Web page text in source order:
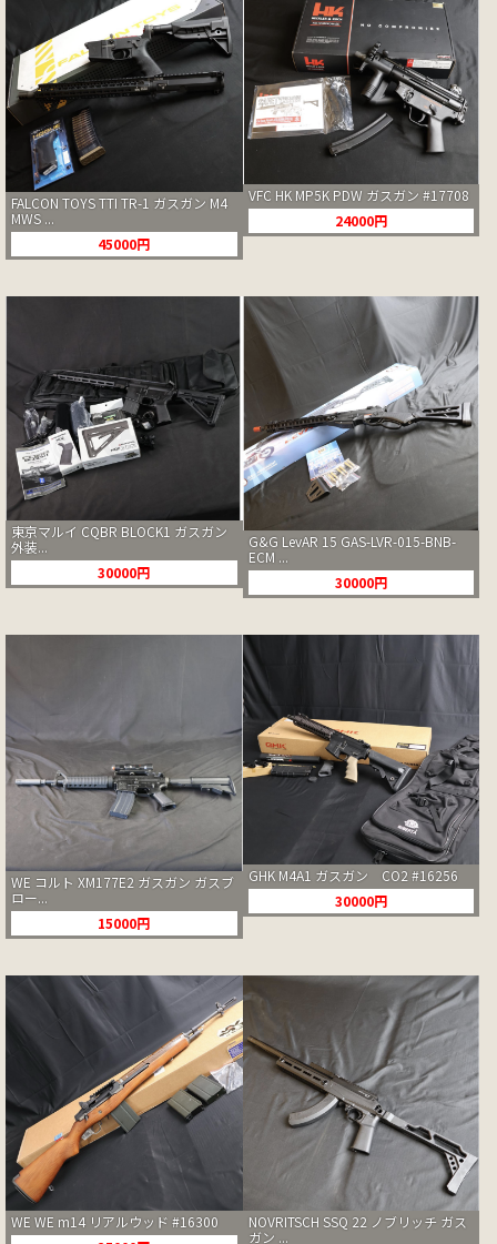
FALCON TOYS TTI TR-1 ガスガン M4
MWS ...
45000円
VFC HK MP5K PDW ガスガン #17708
24000円
東京マルイ CQBR BLOCK1 ガスガン
外装...
30000円
G&G LevAR 15 GAS-LVR-015-BNB-
ECM ...
30000円
WE コルト XM177E2 ガスガン ガスブ
ロー...
15000円
GHK M4A1 ガスガン CO2 #16256
30000円
WE WE m14 リアルウッド #16300
NOVRITSCH SSQ 22 ノブリッチ ガス
ガン ...